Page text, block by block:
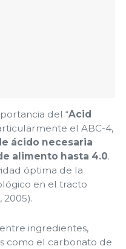
del “Acid
el ABC-4,
ácido necesaria
alimento hasta 4.0.
óptima de la
en el tracto
2005).
ingredientes,
como el carbonato de